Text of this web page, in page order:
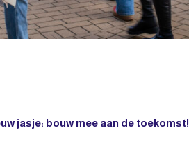
jasje: bouw mee aan de toekomst!